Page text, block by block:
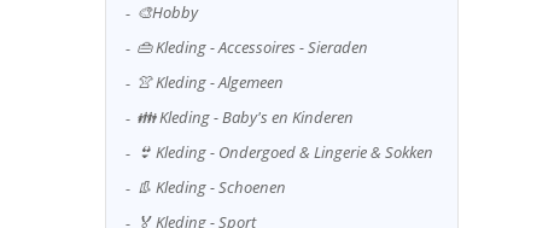
🎨Hobby
👜 Kleding - Accessoires - Sieraden
👚 Kleding - Algemeen
👪 Kleding - Baby's en Kinderen
👙 Kleding - Ondergoed & Lingerie & Sokken
👢 Kleding - Schoenen
🏅 Kleding - Sport